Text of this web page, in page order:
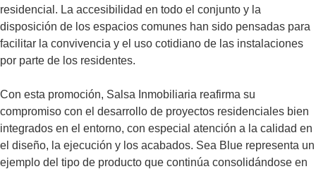
residencial. La accesibilidad en todo el conjunto y la
disposición de los espacios comunes han sido pensadas para
facilitar la convivencia y el uso cotidiano de las instalaciones
por parte de los residentes.
Con esta promoción, Salsa Inmobiliaria reafirma su
compromiso con el desarrollo de proyectos residenciales bien
integrados en el entorno, con especial atención a la calidad en
el diseño, la ejecución y los acabados. Sea Blue representa un
ejemplo del tipo de producto que continúa consolidándose en